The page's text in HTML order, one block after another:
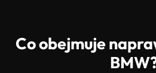
Co obejmuje